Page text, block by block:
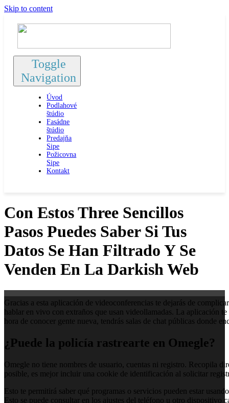
Skip to content
Toggle
Navigation
Úvod
Podlahové
štúdio
Fasádne
štúdio
Predajňa
Sipe
Požicovna
Sipe
Kontakt
Con Estos Three Sencillos
Pasos Puedes Saber Si Tus
Datos Se Han Filtrado Y Se
Venden En La Darkish Web
Gracias a esta aplicación de videoconferencias te dejarás de
hablar en vivo con extraños que usan videollamadas. La aplicación
hora de conocer gente nueva, tendrás salas de chat públicas donde
¿Puede la policía rastrearte en Omegle?
Omegle no tiene nombres de usuario, cuentas ni registro. Recopila
posible, es mejor incluir una cookie de identificación al solicitar
Esto te permitirá saber qué programas o servicios pueden estar
Esto se puede consultar en los ajustes del teléfono u otro dispositivo